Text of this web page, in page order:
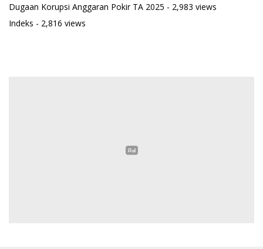
Dugaan Korupsi Anggaran Pokir TA 2025 - 2,983 views
Indeks - 2,816 views